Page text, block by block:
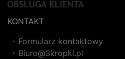
KONTAKT
Formularz kontaktowy
Biuro@3kropki.pl